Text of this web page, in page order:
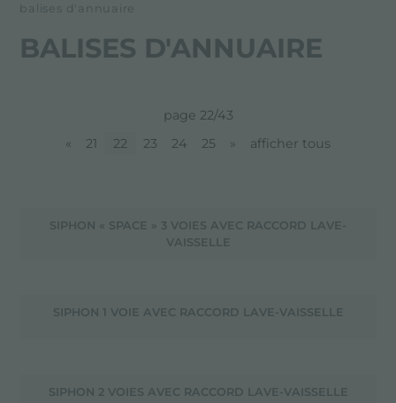
balises d'annuaire
BALISES D'ANNUAIRE
page 22/43
«
21 22 23 24 25 » afficher tous
SIPHON « SPACE » 3 VOIES AVEC RACCORD LAVE-
VAISSELLE
SIPHON 1 VOIE AVEC RACCORD LAVE-VAISSELLE
SIPHON 2 VOIES AVEC RACCORD LAVE-VAISSELLE